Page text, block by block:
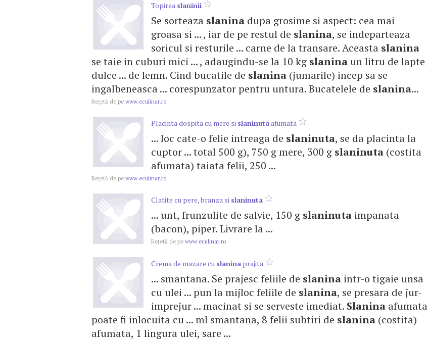
Topirea slaninii
Se sorteaza slanina dupa grosime si aspect: cea mai
groasa si ... , iar de pe restul de slanina, se indeparteaza
soricul si resturile ... carne de la transare. Aceasta slanina
se taie in cuburi mici ... , adaugindu-se la 10 kg slanina un litru de lapte
dulce ... de lemn. Cind bucatile de slanina (jumarile) incep sa se
ingalbeneasca ... corespunzator pentru untura. Bucatelele de slanina...
Reţetă de pe www.eculinar.ro
Placinta dospita cu mere si slaninutaafumata
... loc cate-o felie intreaga de slaninuta, se da placinta la
cuptor ... total 500 g), 750 g mere, 300 g slaninuta (costita
afumata) taiata felii, 250 ...
Reţetă de pe www.eculinar.ro
Clatite cu pere, branza si slaninuta
... unt, frunzulite de salvie, 150 g slaninuta impanata
(bacon), piper. Livrare la ...
Reţetă de pe www.eculinar.ro
Crema de mazare cu slanina prajita
... smantana. Se prajesc feliile de slanina intr-o tigaie unsa
cu ulei ... pun la mijloc feliile de slanina, se presara de jur-
imprejur ... macinat si se serveste imediat. Slanina afumata
poate fi inlocuita cu ... ml smantana, 8 felii subtiri de slanina (costita)
afumata, 1 lingura ulei, sare ...